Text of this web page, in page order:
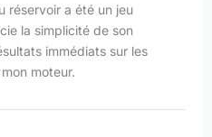
réservoir a été un jeu
la simplicité de son
immédiats sur les
moteur.